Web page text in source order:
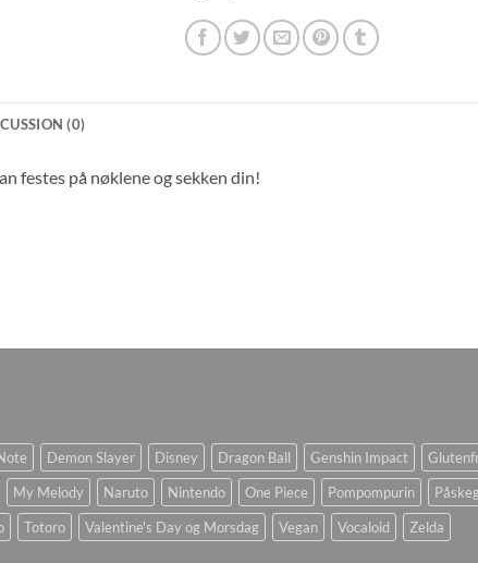
(0)
festes på nøklene og sekken din!
Demon Slayer Disney Dragon Ball Genshin Impact
My Melody Naruto Nintendo One Piece Pompompurin
Totoro Valentine's Day og Morsdag Vegan Vocaloid Zelda